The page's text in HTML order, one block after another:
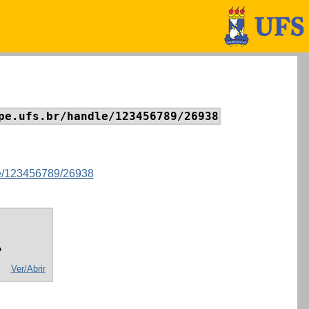
handle/123456789/26938
123456789/26938
Ver/Abrir